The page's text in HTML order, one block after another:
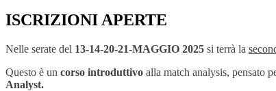
ISCRIZIONI APERTE
Nelle serate del 13-14-20-21-MAGGIO 2025 si terrà la
Questo è un corso introduttivo alla match analysis, pensato
Analyst.